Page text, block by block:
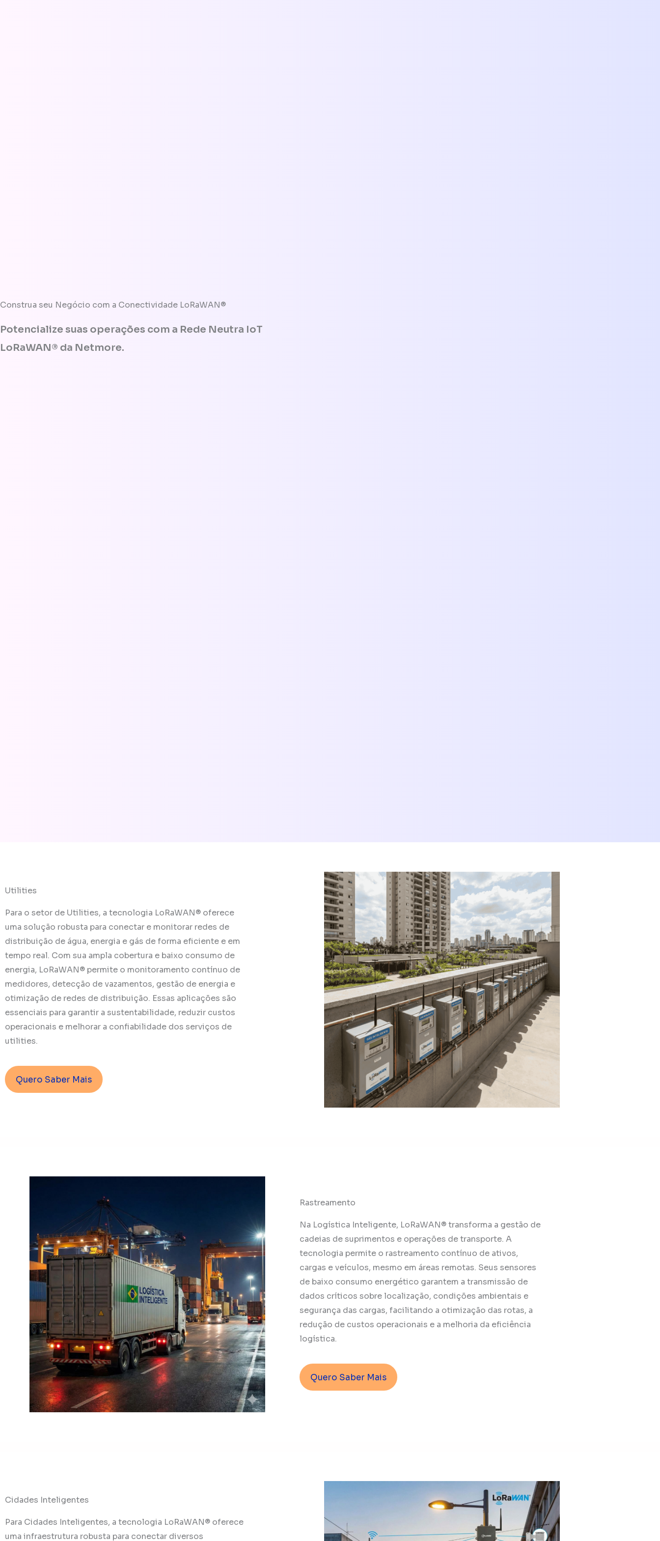
Construa seu Negócio com a Conectividade LoRaWAN®
Potencialize suas operações com a Rede Neutra IoT
LoRaWAN® da Netmore.
Utilities
Para o setor de Utilities, a tecnologia LoRaWAN® oferece
uma solução robusta para conectar e monitorar redes de
distribuição de água, energia e gás de forma eficiente e em
tempo real. Com sua ampla cobertura e baixo consumo de
energia, LoRaWAN® permite o monitoramento contínuo de
medidores, detecção de vazamentos, gestão de energia e
otimização de redes de distribuição. Essas aplicações são
essenciais para garantir a sustentabilidade, reduzir custos
operacionais e melhorar a confiabilidade dos serviços de
utilities.
Quero Saber Mais
Rastreamento
Na Logística Inteligente, LoRaWAN® transforma a gestão de
cadeias de suprimentos e operações de transporte. A
tecnologia permite o rastreamento contínuo de ativos,
cargas e veículos, mesmo em áreas remotas. Seus sensores
de baixo consumo energético garantem a transmissão de
dados críticos sobre localização, condições ambientais e
segurança das cargas, facilitando a otimização das rotas, a
redução de custos operacionais e a melhoria da eficiência
logística.
Quero Saber Mais
Cidades Inteligentes
Para Cidades Inteligentes, a tecnologia LoRaWAN® oferece
uma infraestrutura robusta para conectar diversos